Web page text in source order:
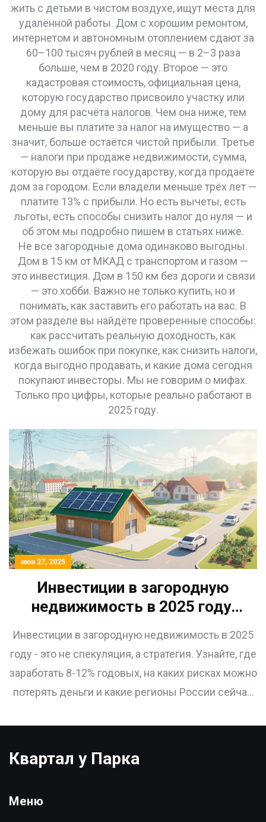
жить с детьми в чистом воздухе, ищут места для
удалённой работы. Дом с хорошим ремонтом,
интернетом и автономным отоплением сдают за
60–100 тысяч рублей в месяц — в 2–3 раза
больше, чем в 2020 году. Второе — это
кадастровая стоимость, официальная цена,
которую государство присвоило участку или
дому для расчёта налогов. Чем она ниже, тем
меньше вы платите за налог на имущество — а
значит, больше остаётся чистой прибыли. Третье
— налоги при продаже недвижимости, сумма,
которую вы отдаёте государству, когда продаёте
дом за городом. Если владели меньше трёх лет —
платите 13% с прибыли. Но есть вычеты, есть
льготы, есть способы снизить налог до нуля — и
об этом мы подробно пишем в статьях ниже.
Не все загородные дома одинаково выгодны.
Дом в 15 км от МКАД с транспортом и газом —
это инвестиция. Дом в 150 км без дороги и связи
— это хобби. Важно не только купить, но и
понимать, как заставить его работать на вас. В
этом разделе вы найдёте проверенные способы:
как рассчитать реальную доходность, как
избежать ошибок при покупке, как снизить налоги,
когда выгодно продавать, и какие дома сегодня
покупают инвесторы. Мы не говорим о мифах.
Только про цифры, которые реально работают в
2025 году.
июн 27, 2025
Инвестиции в загородную
недвижимость в 2025 году:
рисковать
Инвестиции в загородную недвижимость в 2025
году - это не спекуляция, а стратегия. Узнайте, где
заработать 8-12% годовых, на каких рисках можно
потерять деньги и какие регионы России сейчас
Квартал у Парка
Меню